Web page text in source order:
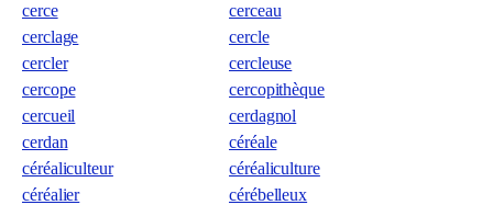
cerce
cerceau
cerclage
cercle
cercler
cercleuse
cercope
cercopithèque
cercueil
cerdagnol
cerdan
céréale
céréaliculteur
céréaliculture
céréalier
cérébelleux